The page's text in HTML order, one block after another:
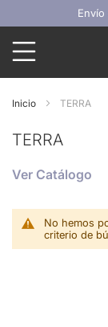
Envío
Inicio TERRA
TERRA
Ver Catálogo
No hemos
criterio de